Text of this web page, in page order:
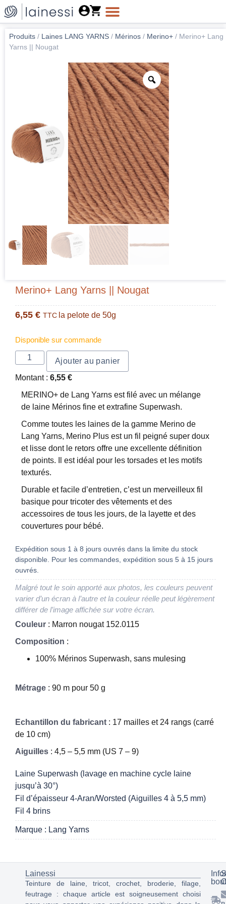
Produits / Laines LANG YARNS / Mérinos / Merino+ / Merino+ Lang
Yarns || Nougat
Merino+ Lang Yarns || Nougat
6,55 € TTC la pelote de 50g
Disponible sur commande
Ajouter au panier
Montant : 6,55 €
MERINO+ de Lang Yarns est filé avec un mélange
de laine Mérinos fine et extrafine Superwash.
Comme toutes les laines de la gamme Merino de
Lang Yarns, Merino Plus est un fil peigné super doux
et lisse dont le retors offre une excellente définition
de points. Il est idéal pour les torsades et les motifs
texturés.
Durable et facile d’entretien, c’est un merveilleux fil
basique pour tricoter des vêtements et des
accessoires de tous les jours, de la layette et des
couvertures pour bébé.
Expédition sous 1 à 8 jours ouvrés dans la limite du stock
disponible. Pour les commandes, expédition sous 5 à 15 jours
ouvrés.
Malgré tout le soin apporté aux photos, les couleurs peuvent
varier d’un écran à l’autre et la couleur réelle peut légèrement
différer de l’image affichée sur votre écran.
Couleur : Marron nougat 152.0115
Composition :
100% Mérinos Superwash, sans mulesing
Métrage : 90 m pour 50 g
Echantillon du fabricant : 17 mailles et 24 rangs (carré
de 10 cm)
Aiguilles : 4,5 – 5,5 mm (US 7 – 9)
Laine Superwash (lavage en machine cycle laine
jusqu’à 30°)
Fil d’épaisseur 4-Aran/Worsted (Aiguilles 4 à 5,5 mm)
Fil 4 brins
Marque : Lang Yarns
Lainessi
Teinture de laine, tricot, crochet, broderie, filage,
feutrage : chaque article est soigneusement choisi